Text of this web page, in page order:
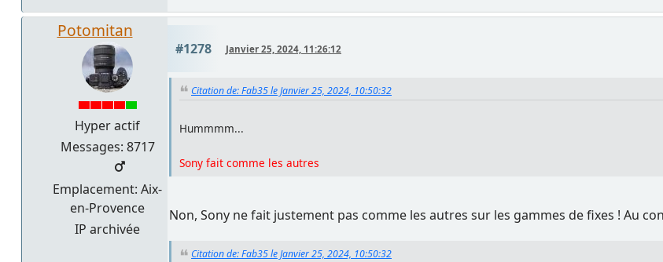
Potomitan
Hyper actif
Messages: 8717
Emplacement: Aix-
en-Provence
IP archivée
#1278 Janvier 25, 2024, 11:26:12
Citation de: Fab35 le Janvier 25, 2024, 10:50:32
Hummmm...
Sony fait comme les autres
Non, Sony ne fait justement pas comme les autres sur les gammes de fixes ! Au
Citation de: Fab35 le Janvier 25, 2024, 10:50:32